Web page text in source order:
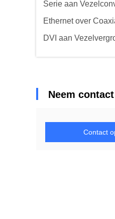
Serie aan
Ethernet over
DVI aan
Neem
Contact